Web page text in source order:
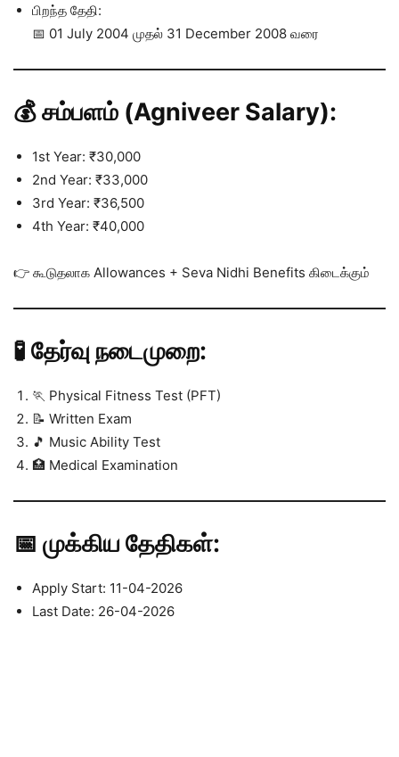
பிறந்த தேதி:
📅 01 July 2004 முதல் 31 December 2008 வரை
💰 சம்பளம் (Agniveer Salary):
1st Year: ₹30,000
2nd Year: ₹33,000
3rd Year: ₹36,500
4th Year: ₹40,000
👉 கூடுதலாக Allowances + Seva Nidhi Benefits கிடைக்கும்
🧪 தேர்வு நடைமுறை:
🏃 Physical Fitness Test (PFT)
📝 Written Exam
🎵 Music Ability Test
🏥 Medical Examination
📅 முக்கிய தேதிகள்:
Apply Start: 11-04-2026
Last Date: 26-04-2026